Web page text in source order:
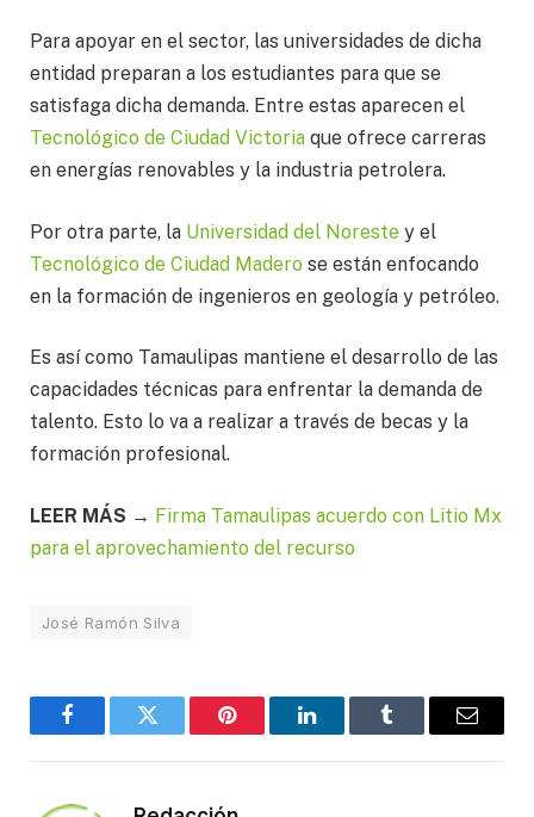
Para apoyar en el sector, las universidades de dicha
entidad preparan a los estudiantes para que se
satisfaga dicha demanda. Entre estas aparecen el
Tecnológico de Ciudad Victoria que ofrece carreras
en energías renovables y la industria petrolera.
Por otra parte, la Universidad del Noreste y el
Tecnológico de Ciudad Madero se están enfocando
en la formación de ingenieros en geología y petróleo.
Es así como Tamaulipas mantiene el desarrollo de las
capacidades técnicas para enfrentar la demanda de
talento. Esto lo va a realizar a través de becas y la
formación profesional.
LEER MÁS → Firma Tamaulipas acuerdo con Litio Mx
para el aprovechamiento del recurso
José Ramón Silva
FacebookTwitter Pinterest LinkedInTumblr Email